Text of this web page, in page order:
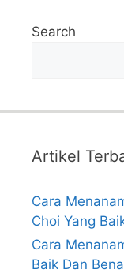
Search
Artikel
Cara
Choi Yang
Cara
Baik Dan